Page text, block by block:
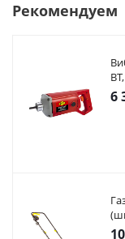
Рекомендуем
6